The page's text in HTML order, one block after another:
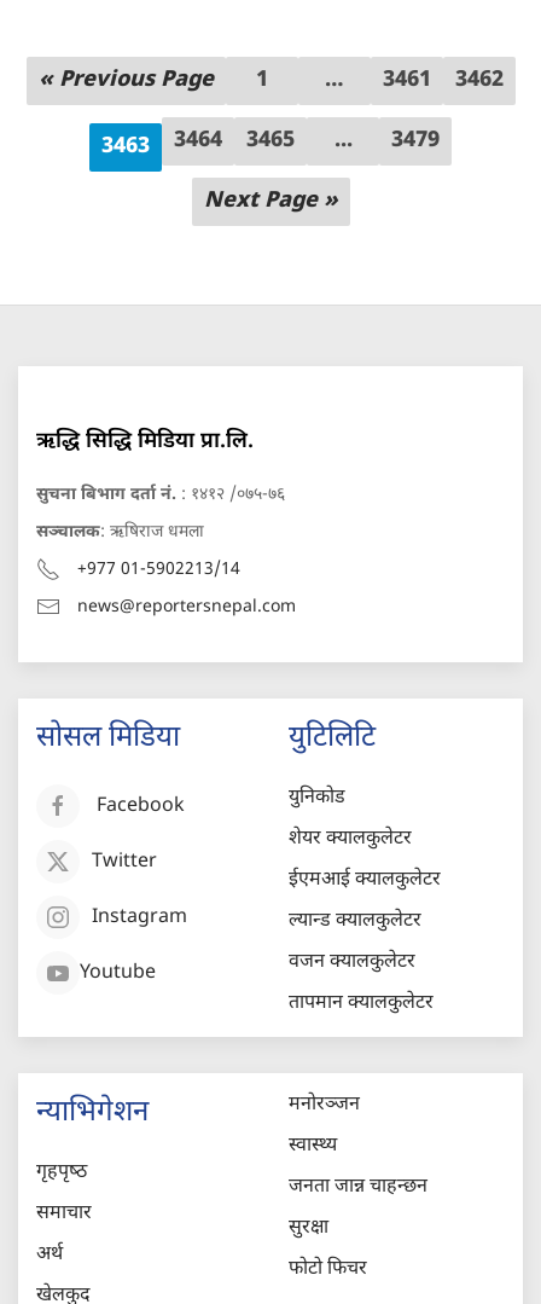
« Previous Page 1 … 3461 3462
3463 3464 3465 ... 3479
Next Page »
ऋद्धि सिद्धि मिडिया प्रा.लि.
सुचना बिभाग दर्ता नं. : १४१२ /०७५-७६
सञ्चालक: ऋषिराज धमला
+977 01-5902213/14
news@reportersnepal.com
सोसल मिडिया
Facebook
Twitter
Instagram
Youtube
युटिलिटि
युनिकोड
शेयर क्यालकुलेटर
ईएमआई क्यालकुलेटर
ल्यान्ड क्यालकुलेटर
वजन क्यालकुलेटर
तापमान क्यालकुलेटर
न्याभिगेशन
गृहपृष्‍ठ
समाचार
अर्थ
खेलकुद
मनोरञ्जन
स्वास्थ्य
जनता जान्न चाहन्छन
सुरक्षा
फोटो फिचर